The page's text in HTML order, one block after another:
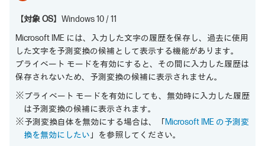
【対象 OS】 Windows 10 / 11
Microsoft IME には、入力した文字の履歴を保存し、過去に使用
した文字を予測変換の候補として表示する機能があります。
プライベート モードを有効にすると、その間に入力した履歴は
保存されないため、予測変換の候補に表示されません。
※プライベート モードを有効にしても、無効時に入力した履歴
は予測変換の候補に表示されます。
※予測変換自体を無効にする場合は、「Microsoft IME の予測変
換を無効にしたい」を参照してください。